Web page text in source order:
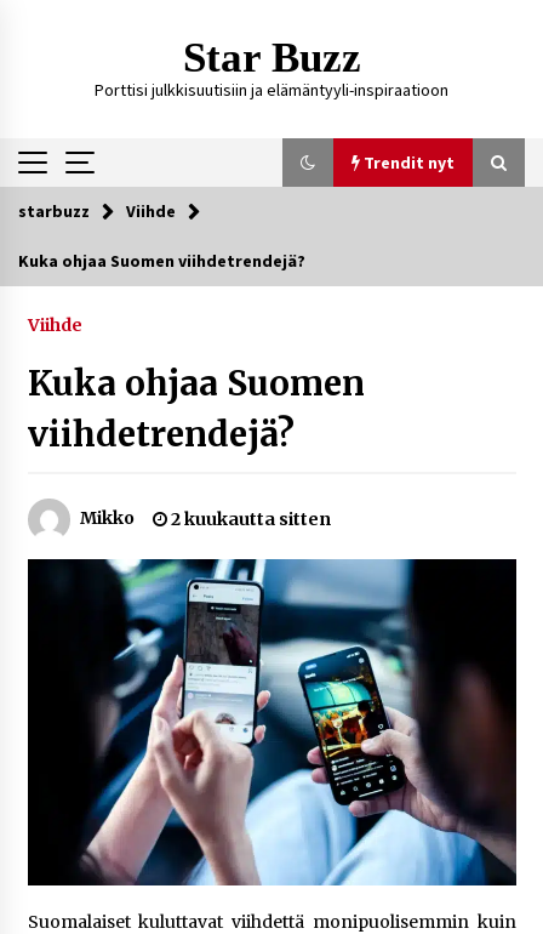
Star Buzz
Porttisi julkkisuutisiin ja elämäntyyli-inspiraatioon
Trendit nyt
Trendit nyt
Ali Leiniö vankila – mitä väitteistä tiedetään?
4 päivää sitten
Matti Koivisto toimittaja ikä – mitä Ylen
5 päivää sitten
Netflix, YouTube, TikTok, pelit ja nettikasinot
osana samaa ilmiötä
1 viikko sitten
Jaakko Selin puoliso Simo – pitkä
rakkaustarina, elämäntyö ja ura
1 viikko sitten
Näin pikakasinot nopeuttavat kotiutuksia
modernin maksuteknologian avulla
starbuzz Viihde
Kuka ohjaa Suomen viihdetrendejä?
Viihde
Kuka ohjaa Suomen
viihdetrendejä?
Mikko 2 kuukautta sitten
Suomalaiset kuluttavat viihdettä monipuolisemmin kuin